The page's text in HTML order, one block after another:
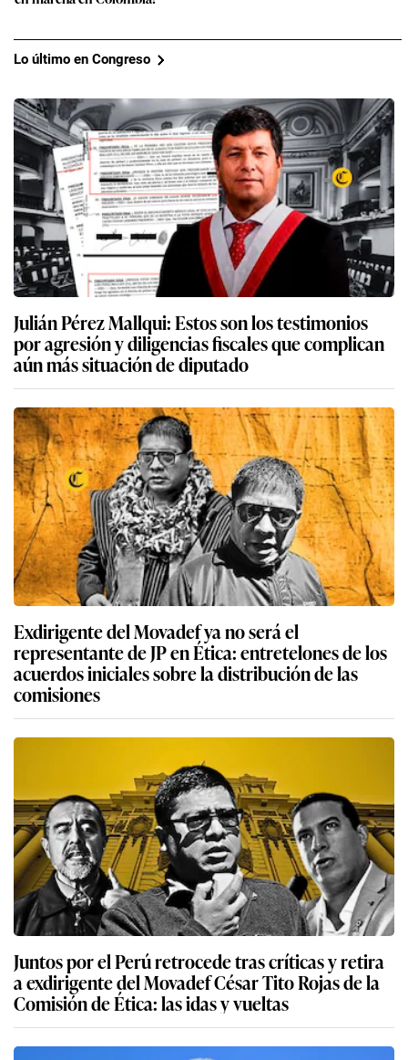
Lo último en Congreso
Julián Pérez Mallqui: Estos son los testimonios
por agresión y diligencias fiscales que complican
aún más situación de diputado
Exdirigente del Movadef ya no será el
representante de JP en Ética: entretelones de los
acuerdos iniciales sobre la distribución de las
comisiones
Juntos por el Perú retrocede tras críticas y retira
a exdirigente del Movadef César Tito Rojas de la
Comisión de Ética: las idas y vueltas